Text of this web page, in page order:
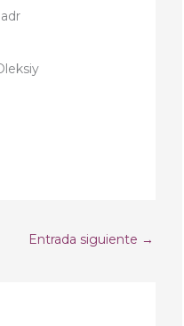
Entrada siguiente →